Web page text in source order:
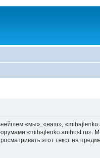
«мы», «наш»,
«mihajlenko.anihost.ru».
этот текст на